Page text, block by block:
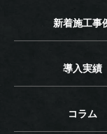
新着施工事
導入実績
コラム